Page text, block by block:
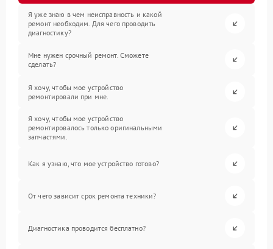
Я уже знаю в чем неисправность и какой
ремонт необходим. Для чего проводить
диагностику?
Мне нужен срочный ремонт. Сможете
сделать?
Я хочу, чтобы мое устройство
ремонтировали при мне.
Я хочу, чтобы мое устройство
ремонтировалось только оригинальными
запчастями.
Как я узнаю, что мое устройство готово?
От чего зависит срок ремонта техники?
Диагностика проводится бесплатно?